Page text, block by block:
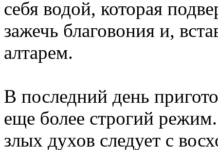
себя водой, которая
зажечь благовония и,
алтарем.
В последний день
еще более строгий
злых духов следует с